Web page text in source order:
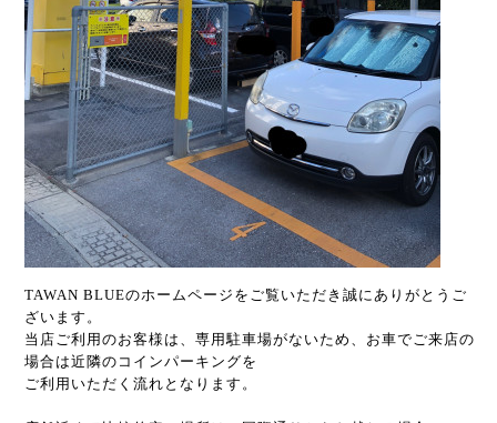
TAWAN BLUEのホームページをご覧いただき誠にありがとうご
ざいます。
当店ご利用のお客様は、専用駐車場がないため、お車でご来店の
場合は近隣のコインパーキングを
ご利用いただく流れとなります。